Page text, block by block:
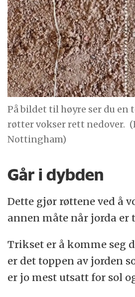
På bildet til høyre ser du en
røtter vokser rett nedover.
Nottingham)
Går i dybden
Dette gjør røttene ved å
annen måte når jorda er
Trikset er å komme seg
er det toppen av jorden
er jo mest utsatt for sol